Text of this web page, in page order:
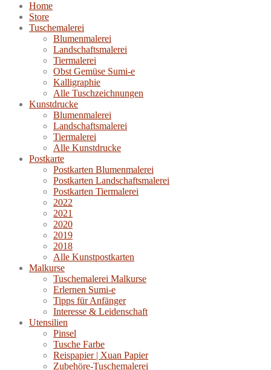
Home
Store
Tuschemalerei
Blumenmalerei
Landschaftsmalerei
Tiermalerei
Obst Gemüse Sumi-e
Kalligraphie
Alle Tuschzeichnungen
Kunstdrucke
Blumenmalerei
Landschaftsmalerei
Tiermalerei
Alle Kunstdrucke
Postkarte
Postkarten Blumenmalerei
Postkarten Landschaftsmalerei
Postkarten Tiermalerei
2022
2021
2020
2019
2018
Alle Kunstpostkarten
Malkurse
Tuschemalerei Malkurse
Erlernen Sumi-e
Tipps für Anfänger
Interesse & Leidenschaft
Utensilien
Pinsel
Tusche Farbe
Reispapier | Xuan Papier
Zubehöre-Tuschemalerei